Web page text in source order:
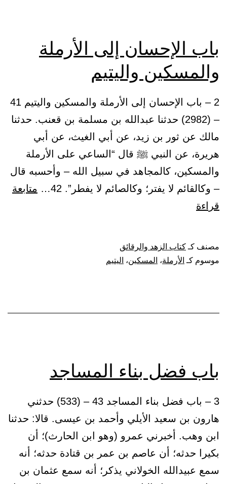
تكونوا
باكين
باب الإحسان إلى الأرملة
والمسكين واليتيم
2 – باب الإحسان إلى الأرملة والمسكين واليتيم 41
– (2982) حدثنا عبدالله بن مسلمة بن قعنب. حدثنا
مالك عن ثور بن زيد، عن أبي الغيث، عن أبي
هريرة، عن النبي ﷺ قال “الساعي على الأرملة
والمسكين، كالمجاهد في سبيل الله – وأحسبه قال
– وكالقائم لا يفتر؛ وكالصائم لا يفطر”. 42…
متابعة
قراءة
الأرملة
مصنف كـكتاب الزهد والرقائق
موسوم كـ الأرملة، المسكين، اليتيم
باب فضل بناء المساجد
3 – باب فضل بناء المساجد 43 – (533) حدثني
هارون بن سعيد الأيلي وأحمد بن عيسى. قالا: حدثنا
ابن وهب. أخبرني عمرو (وهو ابن الحارث)؛ أن
بكيرا حدثه؛ أن عاصم بن عمر بن قتادة حدثه؛ أنه
سمع عبيدالله الخولاني يذكر؛ أنه سمع عثمان بن